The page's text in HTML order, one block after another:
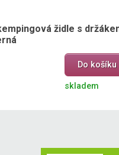
židle s
Do košíku
skladem